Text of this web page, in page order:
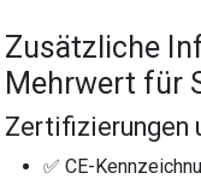
Zusätzliche
Mehrwert für
Zertifizierungen
✅ CE-